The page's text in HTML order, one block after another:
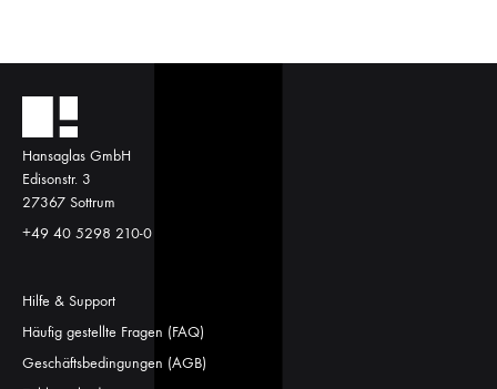
Hansaglas GmbH
Edisonstr. 3
27367 Sottrum
+49 40 5298 210-0
Hilfe & Support
Häufig gestellte Fragen (FAQ)
Geschäftsbedingungen (AGB)